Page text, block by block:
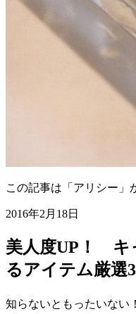
この記事は「アリシー」
2016年2月18日
美人度UP！ キ
るアイテム厳選
知らないともったいない！